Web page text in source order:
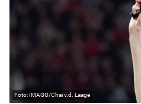
IMAGO/Chai v.d. Laage